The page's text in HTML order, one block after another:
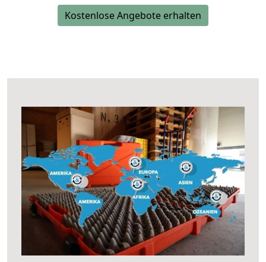
Kostenlose Angebote erhalten